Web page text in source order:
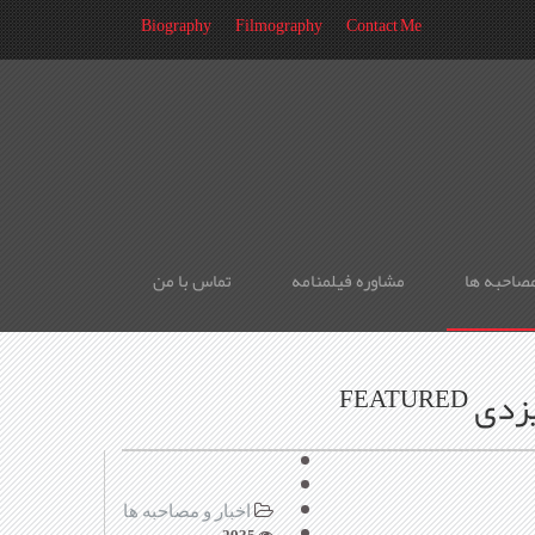
Biography Filmography Contact Me
ها مشاوره فیلمنامه تماس با من
FEATURED
اخبار و مصاحبه ها